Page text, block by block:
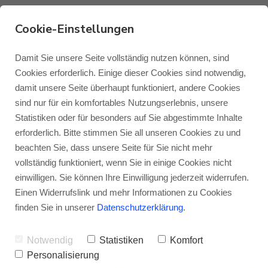
Monitor Audio
Monitor Audio Custom Install
Roksan
Blok
Blog Monitor Audio
Blog Roksan
Blog Blok
Was ist eigentlich: Die
Monitor Audio HiVe II-
Technologie?
VON JENS RAGENOW 03.12.2018
In einem Satz: Eine clevere Art der
Bassreflexöffnung und Gehäusebe- und
Technologie, die mit einem geraden
Cookie-Einstellungen
Damit Sie unsere Seite vollständig nutzen können, sind
Cookies erforderlich. Einige dieser Cookies sind notwendig,
damit unsere Seite überhaupt funktioniert, andere Cookies
sind nur für ein komfortables Nutzungserlebnis, unsere
Statistiken oder für besonders auf Sie abgestimmte Inhalte
erforderlich. Bitte stimmen Sie all unseren Cookies zu und
beachten Sie, dass unsere Seite für Sie nicht mehr
vollständig funktioniert, wenn Sie in einige Cookies nicht
einwilligen. Sie können Ihre Einwilligung jederzeit widerrufen.
Einen Widerrufslink und mehr Informationen zu Cookies
finden Sie in unserer Datenschutzerklärung.
Notwendig Statistiken
Komfort
Personalisierung